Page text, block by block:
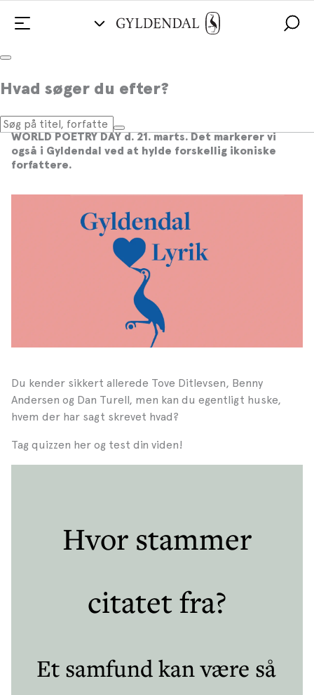
Hvad søger du efter?
Test din viden i forbindelse med
WORLD POETRY DAY
Siden 1999 har UNESCO over hele verden fejret
WORLD POETRY DAY d. 21. marts. Det markerer vi
også i Gyldendal ved at hylde forskellig ikoniske
forfattere.
Du kender sikkert allerede Tove Ditlevsen, Benny
Andersen og Dan Turell, men kan du egentligt huske,
hvem der har sagt skrevet hvad?
Tag quizzen her og test din viden!